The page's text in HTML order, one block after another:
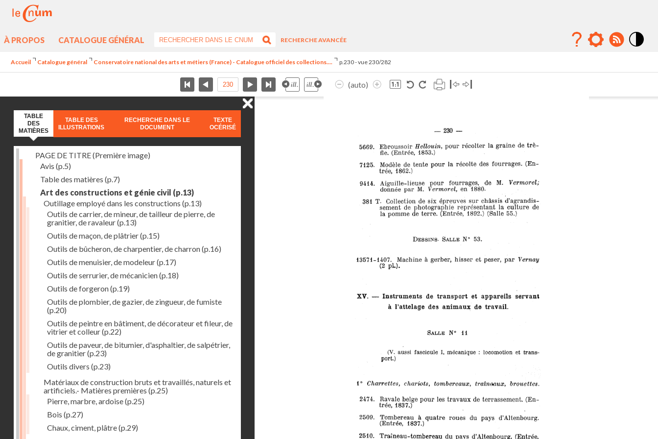
À PROPOS CATALOGUE GÉNÉRAL
RECHERCHE AVANCÉE
Accueil Catalogue général Conservatoire national des arts et métiers (France) - Catalogue officiel des collections.... p.230 - vue 230/282
(auto)
TABLE
DES
MATIÈRES
TABLE DES
ILLUSTRATIONS
RECHERCHE DANS LE
DOCUMENT
TEXTE
OCÉRISÉ
PAGE DE TITRE (Première image)
Avis (p.5)
Table des matières (p.7)
Art des constructions et génie civil (p.13)
Outillage employé dans les constructions (p.13)
Outils de carrier, de mineur, de tailleur de pierre, de
granitier, de ravaleur(p.13)
Outils de maçon, de plâtrier(p.15)
Outils de bûcheron, de charpentier, de charron(p.16)
Outils de menuisier, de modeleur(p.17)
Outils de serrurier, de mécanicien(p.18)
Outils de forgeron(p.19)
Outils de plombier, de gazier, de zingueur, de fumiste
(p.20)
Outils de peintre en bâtiment, de décorateur et fileur, de
vitrier et colleur(p.22)
Outils de paveur, de bitumier, d'asphaltier, de salpétrier,
de granitier(p.23)
Outils divers (p.23)
Matériaux de construction bruts et travaillés, naturels et
artificiels.- Matières premières (p.25)
Pierre, marbre, ardoise(p.25)
Bois (p.27)
Chaux, ciment, plâtre(p.29)